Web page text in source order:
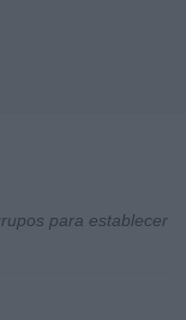
para establecer